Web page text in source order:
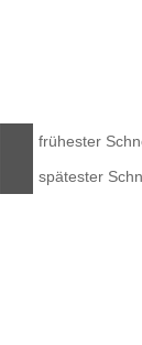
frühester
spätester